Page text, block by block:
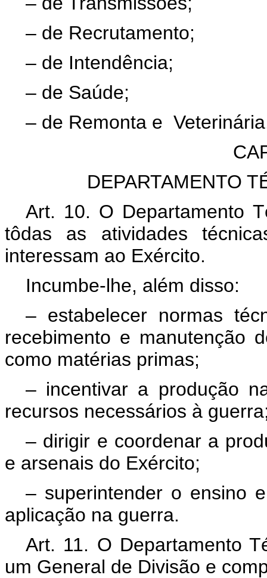
– de Recrutamento;
– de Intendência;
– de Saúde;
– de Remonta e
DEPARTAMENTO
Art. 10. O Departamento
tôdas as atividades
interessam ao Exército.
Incumbe-lhe, além disso:
– estabelecer normas
recebimento e manutenção
como matérias primas;
– incentivar a produção
recursos necessários à
– dirigir e coordenar a
e arsenais do Exército;
– superintender o ensino
aplicação na guerra.
Art. 11. O Departamento
um General de Divisão e